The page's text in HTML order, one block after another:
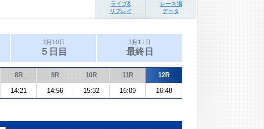
ライブ&
リプレイ
レース場
データ
3月10日
５日目
3月11日
最終日
8R 9R 10R 11R 12R
14:21 14:56 15:32 16:09 16:48